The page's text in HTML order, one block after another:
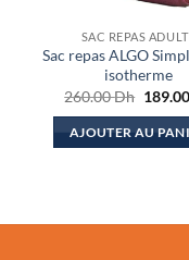
SAC REPAS
Sac repas ALGO
isotherme
260.00Dh Le
initial
était :
189.00
AJOUTER AU